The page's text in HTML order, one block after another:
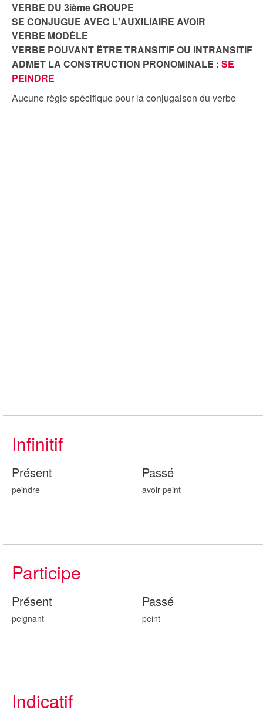
VERBE DU 3ième GROUPE
SE CONJUGUE AVEC L'AUXILIAIRE AVOIR
VERBE MODÈLE
VERBE POUVANT ÊTRE TRANSITIF OU INTRANSITIF
ADMET LA CONSTRUCTION PRONOMINALE : SE
PEINDRE
Aucune règle spécifique pour la conjugaison du verbe
Infinitif
Présent
peindre
Passé
avoir peint
Participe
Présent
peignant
Passé
peint
Indicatif